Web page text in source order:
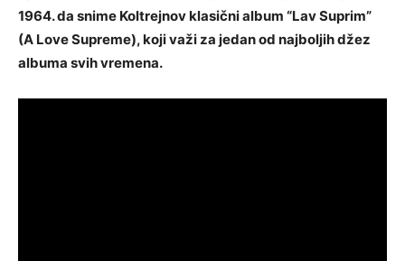
1964. da snime Koltrejnov klasični album “Lav Suprim”
(A Love Supreme), koji važi za jedan od najboljih džez
albuma svih vremena.